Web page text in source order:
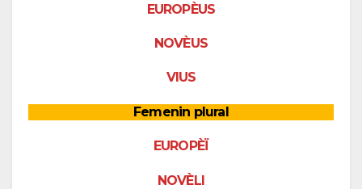
EUROPÈUS
NOVÈUS
VIUS
Femenin plural
EUROPÈÏ
NOVÈLI